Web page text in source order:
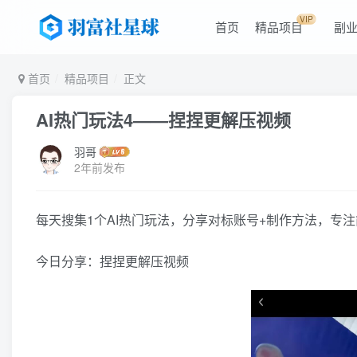
首页 精品项目VIP 副
首页 精品项目 正文
AI热门玩法4——捏捏更解压视频
羽哥
2年前发布
每天搜集1个AI热门玩法，分享对标账号+制作方法，专
今日分享：捏捏更解压视频